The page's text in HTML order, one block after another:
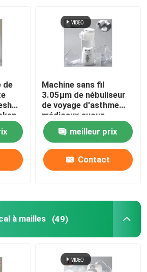
de
Machine sans fil
3.05μm de nébuliseur
de voyage d'asthme
médicaux aucun
blocage pour des
enfantsmeilleur prix
Contact
à mailles (49)